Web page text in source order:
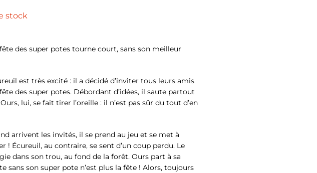
stock
des super potes tourne court, sans son meilleur
est très excité : il a décidé d’inviter tous leurs amis
des super potes. Débordant d’idées, il saute partout
lui, se fait tirer l’oreille : il n’est pas sûr du tout d’en
arrivent les invités, il se prend au jeu et se met à
! Écureuil, au contraire, se sent d’un coup perdu. Le
dans son trou, au fond de la forêt. Ours part à sa
sans son super pote n’est plus la fête ! Alors, toujours